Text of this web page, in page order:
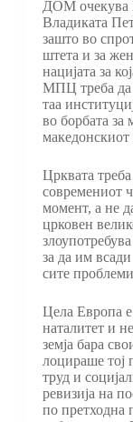
ДОМ очекува
Владиката
зашто во
штета и за
нацијата за
МПЦ треба да
таа
во борбата
македонскиот
Црквата
современиот
момент, а не
црковен
за да им
сите
Цела Европа
наталитет и
земја бара
лоцираше тој
труд и
ревизија на
по претходна